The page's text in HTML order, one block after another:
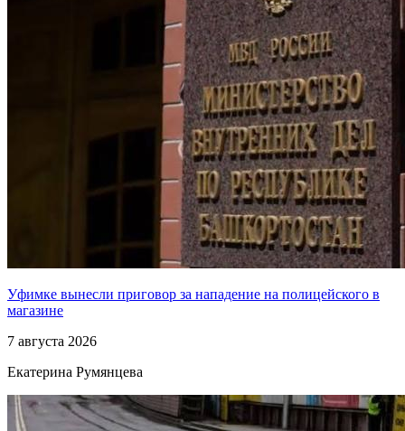
Уфимке вынесли приговор за нападение на полицейского в
магазине
7 августа 2026
Екатерина Румянцева